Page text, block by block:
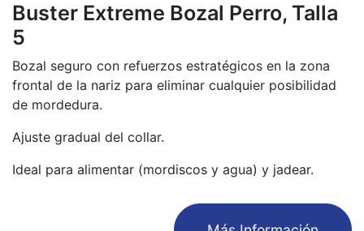
Buster Extreme Bozal Perro, Talla
5
Bozal seguro con refuerzos estratégicos en la zona
frontal de la nariz para eliminar cualquier posibilidad
de mordedura.
Ajuste gradual del collar.
Ideal para alimentar (mordiscos y agua) y jadear.